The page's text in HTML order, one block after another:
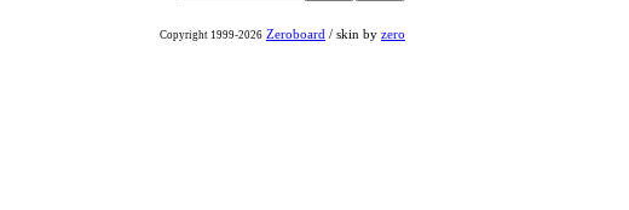
Copyright 1999-2026 Zeroboard / skin by zero